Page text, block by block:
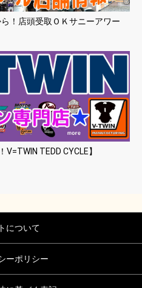
！店頭受取ＯＫサニーアワー
TEDD CYCLE】
について
ーポリシー